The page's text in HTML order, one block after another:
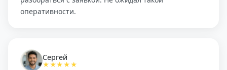
оперативности.
Сергей
★★★★★